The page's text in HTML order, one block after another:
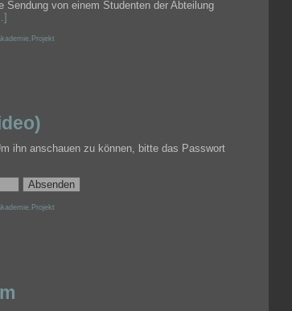
Sendung von einem Studenten der Abteilung
Projekt
ihn anschauen zu können, bitte das Passwort
, Projekt